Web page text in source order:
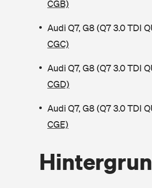
CGB)
Audi Q7, G8 (Q7 3.0 TDI
CGC)
Audi Q7, G8 (Q7 3.0 TDI
CGD)
Audi Q7, G8 (Q7 3.0 TDI
CGE)